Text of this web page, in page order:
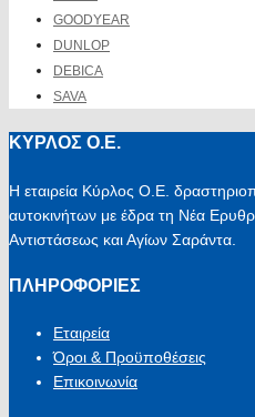
GOODYEAR
DUNLOP
DEBICA
SAVA
ΚΥΡΛΟΣ Ο.Ε.
Η εταιρεία Κύρλος Ο.Ε.
αυτοκινήτων με έδρα τη Νέα
Αντιστάσεως και Αγίων Σαράντα.
ΠΛΗΡΟΦΟΡΙΕΣ
Εταιρεία
Όροι & Προϋποθέσεις
Επικοινωνία